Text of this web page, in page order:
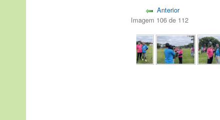
Anterior
Imagem 106 de 112